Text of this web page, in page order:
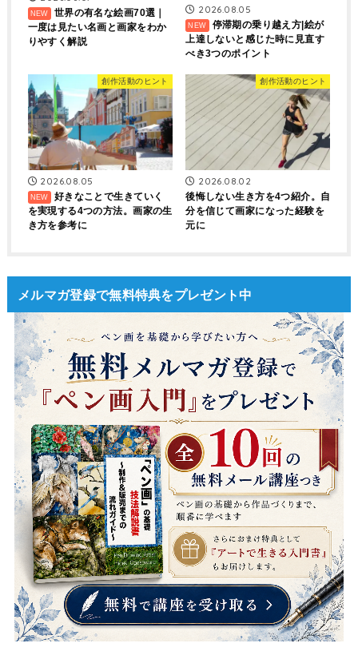
世界の有名な絵画70選｜
一度は見たい名画と画家をわか
りやすく解説
2026.08.05
停滞期の乗り越え方|絵が
上達しないと感じた時に見直す
べき3つのポイント
創作活動のヒント
2026.08.05
好きなことで生きていく
を実現する4つの方法。画家の生
き方を参考に
創作活動のヒント
2026.08.02
後悔しない生き方を4つ紹介。自
分を信じて画家になった経験を
元に
メルマガ登録で無料特典をプレゼント中